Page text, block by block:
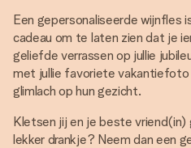
Een gepersonaliseerde wijnfles
cadeau om te laten zien dat je
geliefde verrassen op jullie
met jullie favoriete
glimlach op hun gezicht.
Kletsen jij en je beste vriend(in)
lekker drankje? Neem dan een